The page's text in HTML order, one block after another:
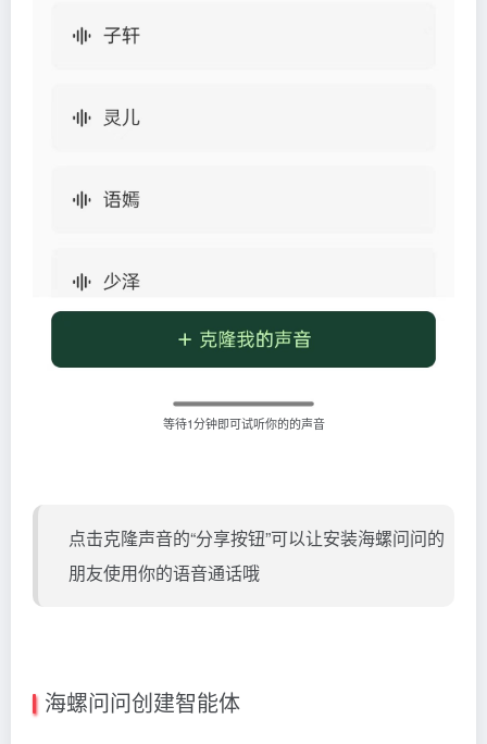
等待1分钟即可试听你的的声音
点击克隆声音的“分享按钮”可以让安装海螺问问的
朋友使用你的语音通话哦
海螺问问创建智能体